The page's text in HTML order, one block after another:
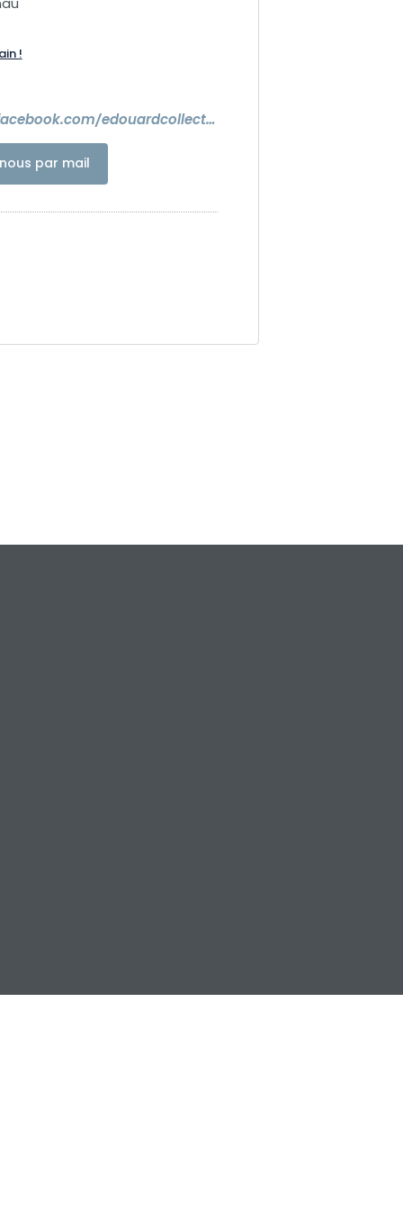
!
https://www.facebook.com/edouardcollection/?locale=fr_FR
par mail